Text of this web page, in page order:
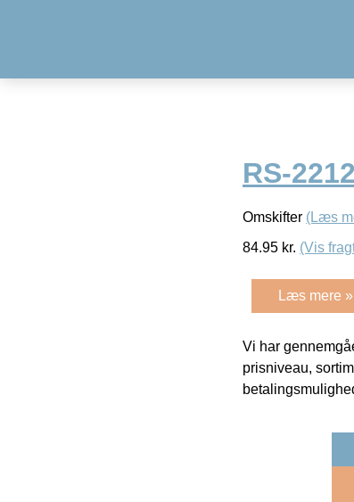
RS-2212
Omskifter (Læs
84.95 kr. (Vis
Læs mere »
Vi har
prisniveau,